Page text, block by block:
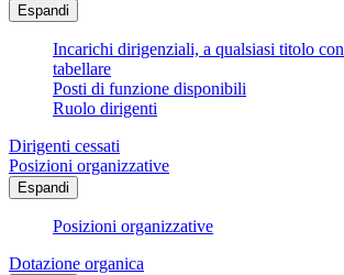
Espandi
Incarichi dirigenziali, a qualsiasi titolo
tabellare
Posti di funzione disponibili
Ruolo dirigenti
Dirigenti cessati
Posizioni organizzative
Espandi
Posizioni organizzative
Dotazione organica